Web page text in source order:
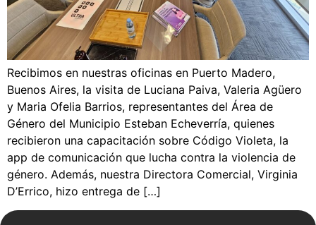
Recibimos en nuestras oficinas en Puerto Madero,
Buenos Aires, la visita de Luciana Paiva, Valeria Agüero
y Maria Ofelia Barrios, representantes del Área de
Género del Municipio Esteban Echeverría, quienes
recibieron una capacitación sobre Código Violeta, la
app de comunicación que lucha contra la violencia de
género. Además, nuestra Directora Comercial, Virginia
D’Errico, hizo entrega de […]